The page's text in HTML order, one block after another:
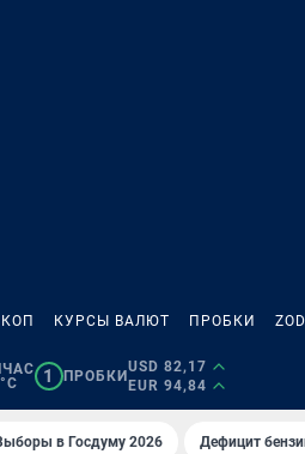
КУРСЫ ВАЛЮТ ПРОБКИ
1 ПРОБКИ
USD 82,17
EUR 94,84
в Госдуму 2026 Дефицит